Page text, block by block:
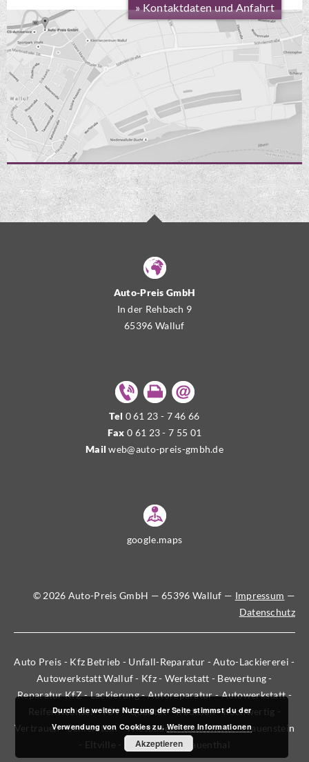
» Kontaktdaten und Anfahrt
Auto-Preis GmbH
In der Rehbach 9
65396 Walluf
Tel 0 61 23 - 7 46 66
Fax 0 61 23 - 7 55 01
Mail web@auto-preis-gmbh.de
google.maps
© 2026 Auto-Preis GmbH — 65396 Walluf — Impressum —
Datenschutz
Auto Preis - Kfz Betrieb - Unfall-Reparatur - Auto-Lackiererei -
Autowerkstatt Walluf - Kfz - Werkstatt - Bewertung -
Reparatur KfZ - Lackierung - Autoreparatur - Autowerkstatt -
Reifenwechsel - TÜV - Qualität - Tradition - hochwertig -
Vertrauen - Schierstein - Wiesbaden - Rüdesheim - Frauenstein
- Eltville - Martinsthal - Rauenthal
Durch die weitere Nutzung der Seite stimmst du der
Verwendung von Cookies zu.Weitere Informationen
Akzeptieren